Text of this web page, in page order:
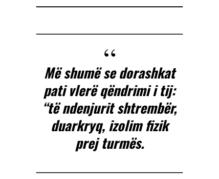
Më shumë se dorashkat
pati vlerë qëndrimi i tij:
“të ndenjurit shtrembër,
duarkryq, izolim fizik
prej turmës.